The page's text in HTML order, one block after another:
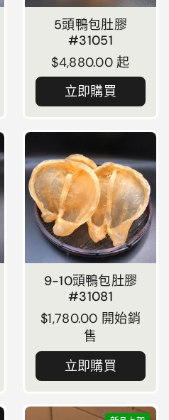
5頭鴨包肚膠
#31051
正常價格
$4,880.00 起
立即購買
9-10頭鴨包肚膠
#31081
正常價格
$1,780.00 開始銷
售
立即購買